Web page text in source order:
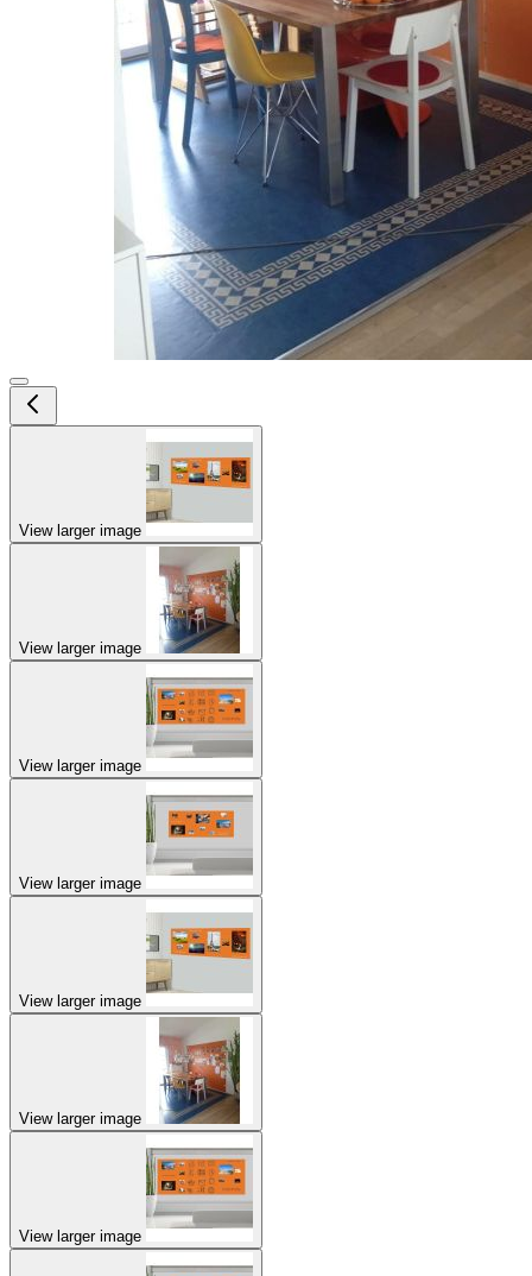
View larger image
View larger image
View larger image
View larger image
View larger image
View larger image
View larger image